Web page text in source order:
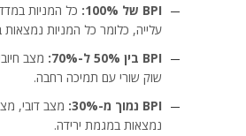
BPI של 100%:
כל המניות
עלייה, כלומר כל המניות נמצאות
BPI בין 50% ל-70%:
מצב
שוק שורי עם תמיכה רחבה.
BPI נמוך מ-30%:
מצב דובי,
נמצאות במגמת ירידה.